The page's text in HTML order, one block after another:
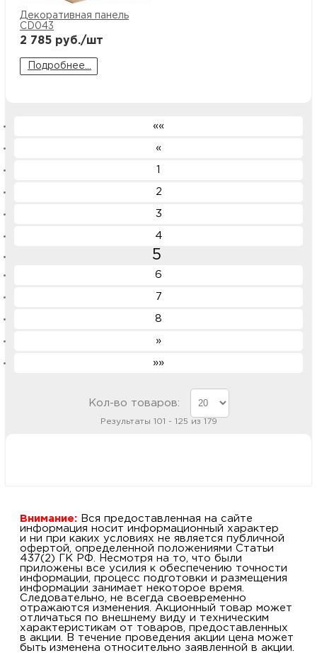
Декоративная панель
CD043
2 785 руб./шт
Подробнее...
««
«
1
2
3
4
5
6
7
8
»
»»
Кол-во товаров:
Результаты 101 - 125 из 179
Внимание: Вся предоставленная на сайте
информация носит информационный характер
и ни при каких условиях не является публичной
офертой, определенной положениями Статьи
437(2) ГК РФ. Несмотря на то, что были
приложены все усилия к обеспечению точности
информации, процесс подготовки и размещения
информации занимает некоторое время.
Следовательно, не всегда своевременно
отражаются изменения. Акционный товар может
отличаться по внешнему виду и техническим
характеристикам от товаров, предоставленных
в акции. В течение проведения акции цена может
быть изменена относительно заявленной в акции.